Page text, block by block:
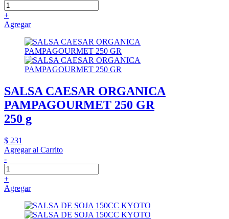
+
Agregar
SALSA CAESAR ORGANICA
PAMPAGOURMET 250 GR
250 g
$ 231
Agregar al Carrito
-
+
Agregar